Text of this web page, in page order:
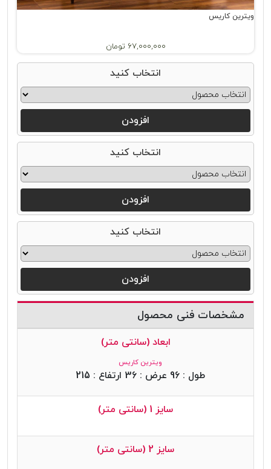
ویترین کاریس
67,000,000 تومان
انتخاب کنید
افزودن
انتخاب کنید
افزودن
انتخاب کنید
افزودن
مشخصات فنی محصول
ابعاد (سانتی متر)
ویترین کاریس
طول : 96 عرض : 36 ارتفاع : 215
سایز 1 (سانتی متر)
سایز 2 (سانتی متر)